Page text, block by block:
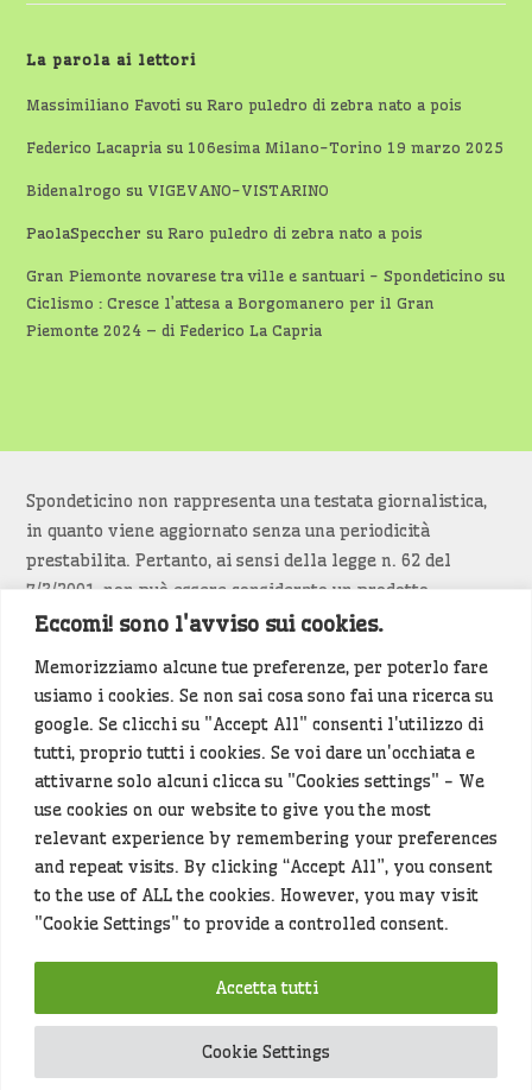
Eccomi! sono l'avviso sui cookies.
Memorizziamo alcune tue preferenze, per poterlo fare
usiamo i cookies. Se non sai cosa sono fai una ricerca su
google. Se clicchi su "Accept All" consenti l'utilizzo di
tutti, proprio tutti i cookies. Se voi dare un'occhiata e
attivarne solo alcuni clicca su "Cookies settings" - We
use cookies on our website to give you the most
relevant experience by remembering your preferences
and repeat visits. By clicking “Accept All”, you consent
to the use of ALL the cookies. However, you may visit
"Cookie Settings" to provide a controlled consent.
Cookie Settings
Accetta tutti
La parola ai lettori
Massimiliano Favoti suRaro puledro di zebra nato a pois
Federico Lacapria su 106esima Milano-Torino 19 marzo 2025
Bidenalrogo su VIGEVANO-VISTARINO
PaolaSpeccher suRaro puledro di zebra nato a pois
Gran Piemonte novarese tra ville e santuari - Spondeticino su
Ciclismo : Cresce l’attesa a Borgomanero per il Gran
Piemonte 2024 – di Federico La Capria
Spondeticino non rappresenta una testata giornalistica,
in quanto viene aggiornato senza una periodicità
prestabilita. Pertanto, ai sensi della legge n. 62 del
7/3/2001, non può essere considerato un prodotto
editoriale.
Siamo attenti a non violare copyright e diritti
d’immagine. Se un contenuto è di tua proprietà e vuoi
richiederne la rimozionediccelo(<- clicca per inviarci un
messaggio).
Alcuni articoli sono generati in bozza rielaborando, con
l'intelligenza artificiale generativa, contenuti
provenienti da fonti istituzionali e altri siti di interesse
locale. Prima della pubblicazioni l'articolo viene
controllato dalla redazione.
Hey che fine fanno i miei dati (privacy policy)